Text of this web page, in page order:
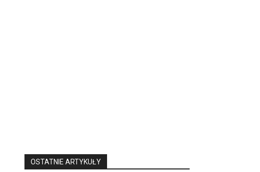
OSTATNIE ARTYKUŁY